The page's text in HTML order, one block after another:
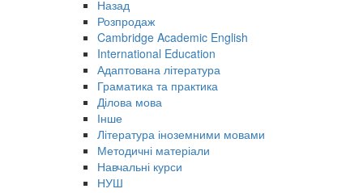
Назад
Розпродаж
Cambridge Academic English
International Education
Адаптована література
Граматика та практика
Ділова мова
Інше
Література іноземними мовами
Методичні матеріали
Навчальні курси
НУШ